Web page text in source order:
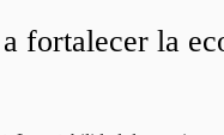
fortalecer la